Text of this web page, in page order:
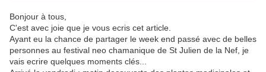
Bonjour à tous,
C'est avec joie que je vous ecris cet article.
Ayant eu la chance de partager le week end passé avec de belles
personnes au festival neo chamanique de St Julien de la Nef, je
vais ecrire quelques moments clés...